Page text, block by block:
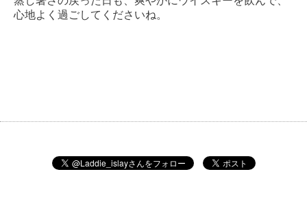
心地よく過ごしてくださいね。